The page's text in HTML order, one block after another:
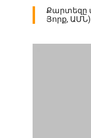
Քարտեզը
Յորք, ԱՄՆ)